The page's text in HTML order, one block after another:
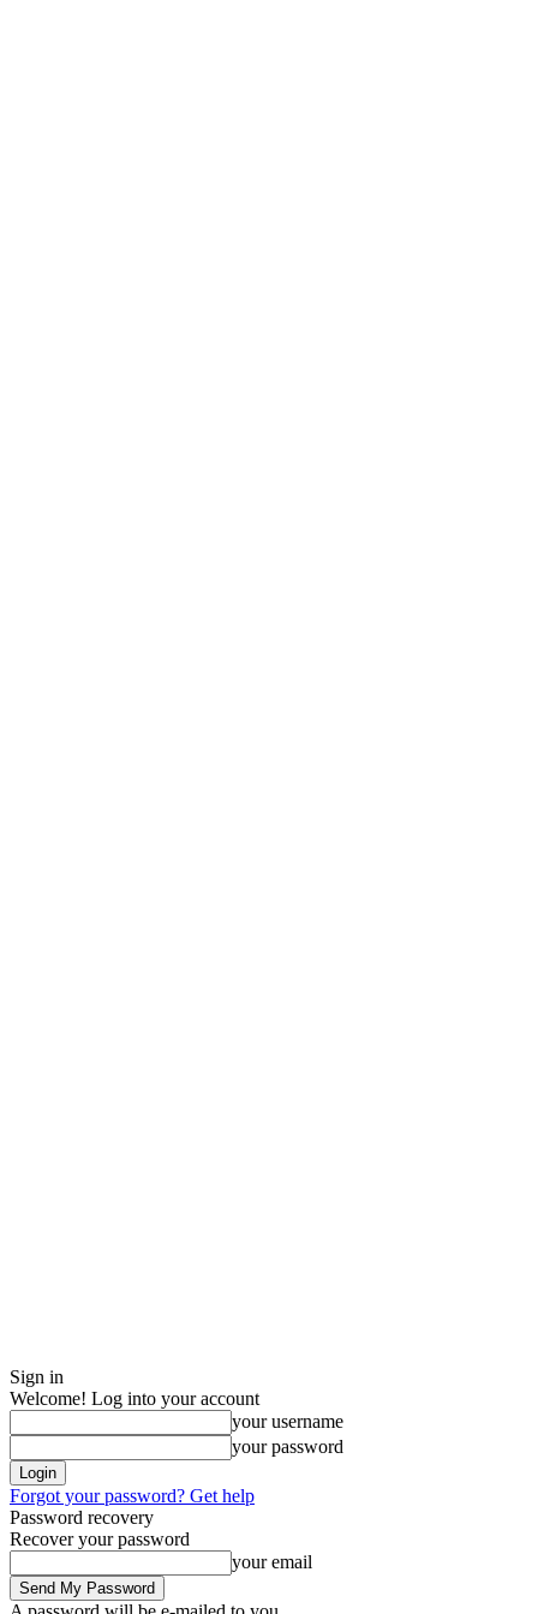
Sign in
Welcome! Log into your account
your username
your password
Forgot your password? Get help
Password recovery
Recover your password
your email